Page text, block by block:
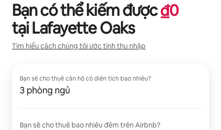
Bạn có thể kiếm được₫0
tạiLafayette Oaks
Tìm hiểu cách chúng tôi ước tính thu nhập
Bạn sẽ cho thuê căn hộ có diện tích bao nhiêu?
3 phòng ngủ
Bạn sẽ cho thuê bao nhiêu đêm trên Airbnb?